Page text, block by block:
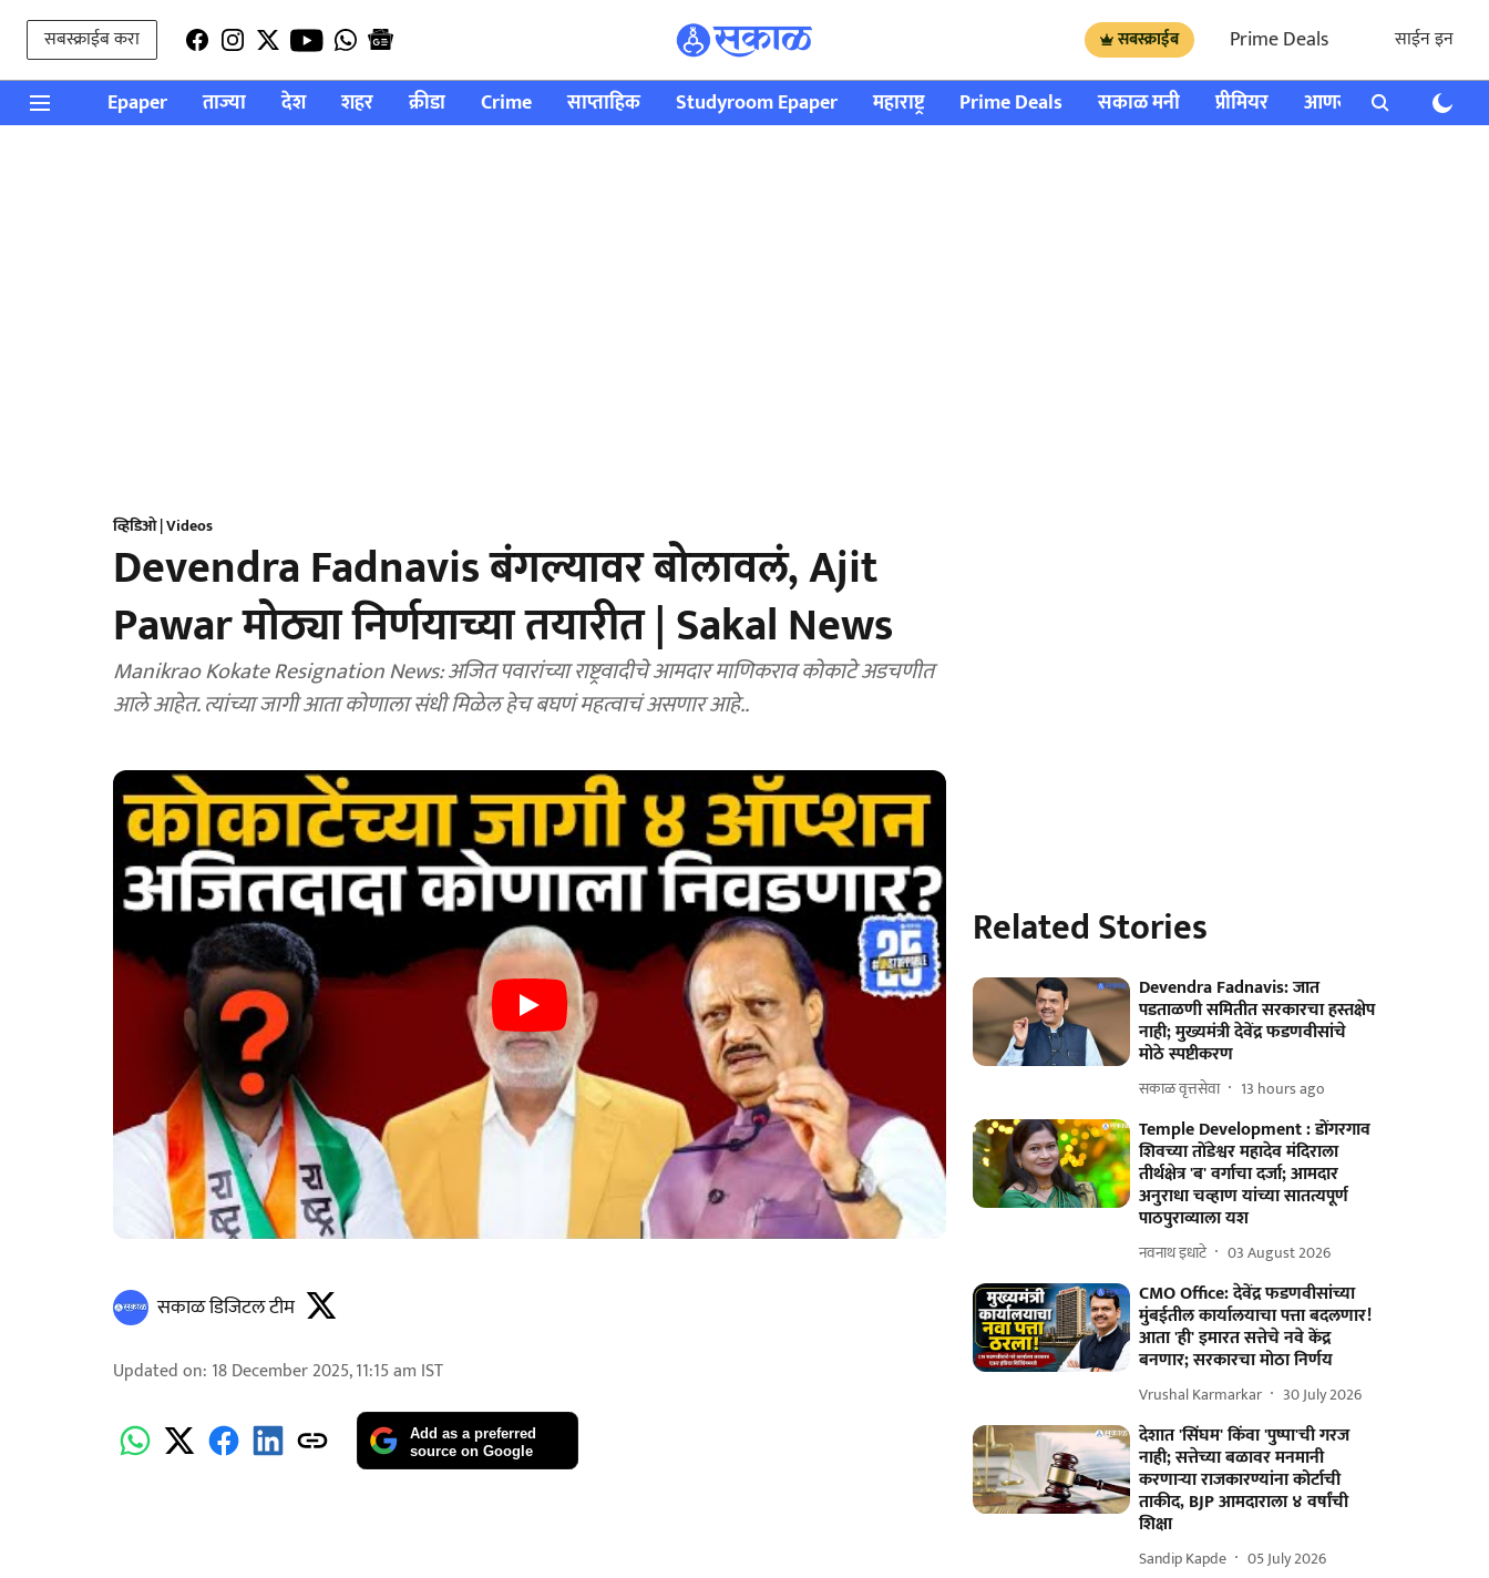
सबस्क्राईब करा सबस्क्राईब Prime Deals साईन इन
Epaper ताज्या देश शहर क्रीडा Crime साप्ताहिक Studyroom Epaper महाराष्ट्र Prime Deals सकाळ मनी प्रीमियर आणखी राशी भविष्य
व्हिडिओ | Videos
Devendra Fadnavis बंगल्यावर बोलावलं, Ajit
Pawar मोठ्या निर्णयाच्या तयारीत | Sakal News
Manikrao Kokate Resignation News: अजित पवारांच्या राष्ट्रवादीचे आमदार माणिकराव कोकाटे अडचणीत
आले आहेत. त्यांच्या जागी आता कोणाला संधी मिळेल हेच बघणं महत्वाचं असणार आहे..
सकाळ डिजिटल टीम
Updated on: 18 December 2025, 11:15 am IST
Add as a preferred
source on Google
Related Stories
Devendra Fadnavis: जात
पडताळणी समितीत सरकारचा हस्तक्षेप
नाही; मुख्यमंत्री देवेंद्र फडणवीसांचे
मोठे स्पष्टीकरण
सकाळ वृत्तसेवा 13 hours ago
Temple Development : डोंगरगाव
शिवच्या तोंडेश्वर महादेव मंदिराला
तीर्थक्षेत्र 'ब' वर्गाचा दर्जा; आमदार
अनुराधा चव्हाण यांच्या सातत्यपूर्ण
पाठपुराव्याला यश
नवनाथ इधाटे 03 August 2026
CMO Office: देवेंद्र फडणवीसांच्या
मुंबईतील कार्यालयाचा पत्ता बदलणार!
आता 'ही' इमारत सत्तेचे नवे केंद्र
बनणार; सरकारचा मोठा निर्णय
Vrushal Karmarkar 30 July 2026
देशात 'सिंघम' किंवा 'पुष्पा'ची गरज
नाही; सत्तेच्या बळावर मनमानी
करणाऱ्या राजकारण्यांना कोर्टाची
ताकीद, BJP आमदाराला ४ वर्षांची
शिक्षा
Sandip Kapde 05 July 2026